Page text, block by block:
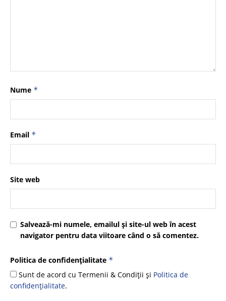
Nume *
Email *
Site web
Salvează-mi numele, emailul și site-ul web în acest
navigator pentru data viitoare când o să comentez.
Politica de confidențialitate *
Sunt de acord cu Termenii & Condiții și Politica de
confidențialitate.